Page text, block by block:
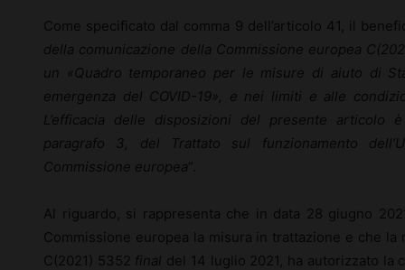
Come specificato dal comma 9 dell’articolo 41, il
della comunicazione della Commissione europea
un «Quadro temporaneo per le misure di aiuto di
emergenza del COVID-19», e nei limiti e alle
L’efficacia delle disposizioni del presente articolo
paragrafo 3, del Trattato sul funzionamento
Commissione europea”.
Al riguardo, si rappresenta che in data 28 giugno
Commissione europea la misura in trattazione e che
C(2021) 5352 final del 14 luglio 2021, ha autorizzato la